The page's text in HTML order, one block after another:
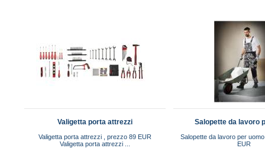
Valigetta porta attrezzi
Valigetta porta attrezzi , prezzo 89 EUR
Valigetta porta attrezzi ...
Salopette da lavoro
Salopette da lavoro per
EUR